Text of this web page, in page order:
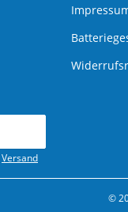
Versand
©